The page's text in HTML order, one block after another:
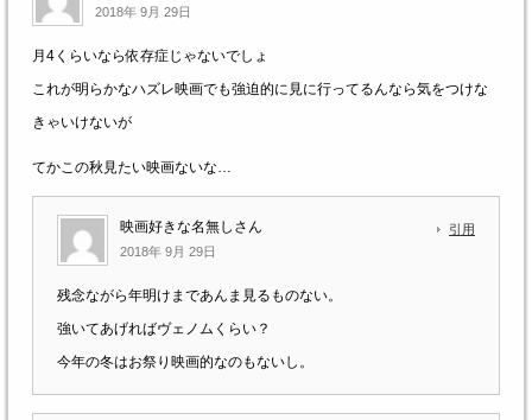
2018年 9月 29日
月4くらいなら依存症じゃないでしょ
これが明らかなハズレ映画でも強迫的に見に行ってるんなら気をつけな
きゃいけないが
てかこの秋見たい映画ないな…
映画好きな名無しさん
2018年 9月 29日
引用
残念ながら年明けまであんま見るものない。
強いてあげればヴェノムくらい？
今年の冬はお祭り映画的なのもないし。